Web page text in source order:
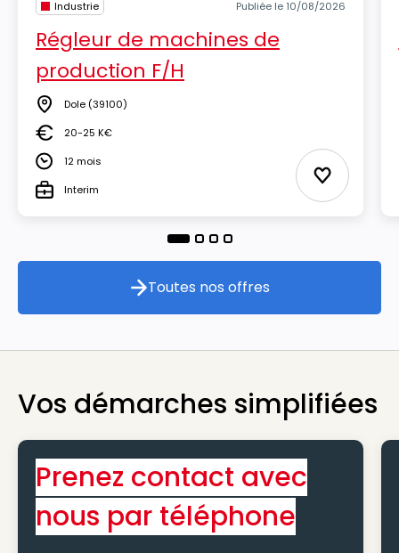
Industrie Publiée le 10/08/2026
Régleur de machines de
production F/H
Lieu Dole (39100)
Salaire20-25 K€
Durée12 mois
TypeInterim Ajouter
Toutes nos offres
Toutes nos offres
Vos démarches simplifiées
Prenez contact avec
nous par téléphone